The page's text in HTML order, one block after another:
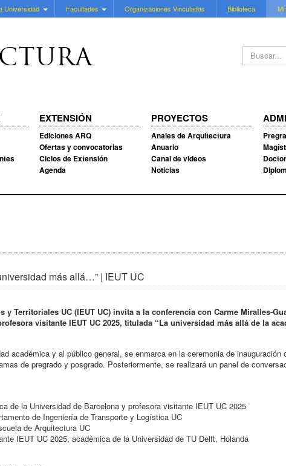
Universidad Facultades Organizaciones Vinculadas Biblioteca
Buscar...
EXTENSIÓN
Ediciones ARQ
Ofertas y convocatorias
Ciclos de Extensión
Agenda
PROYECTOS
Anales de Arquitectura
Anuario
Canal de videos
Noticias
más allá…” | IEUT UC
y Territoriales UC (IEUT UC) invita a la conferencia con Carme Miralles-
visitante IEUT UC 2025, titulada “La universidad más allá de la
académica y al público general, se enmarca en la ceremonia de inauguración
de pregrado y posgrado. Posteriormente, se realizará un panel de
de la Universidad de Barcelona y profesora visitante IEUT UC 2025
de Ingeniería de Transporte y Logística UC
de Arquitectura UC
IEUT UC 2025, académica de la Universidad de TU Delft, Holanda